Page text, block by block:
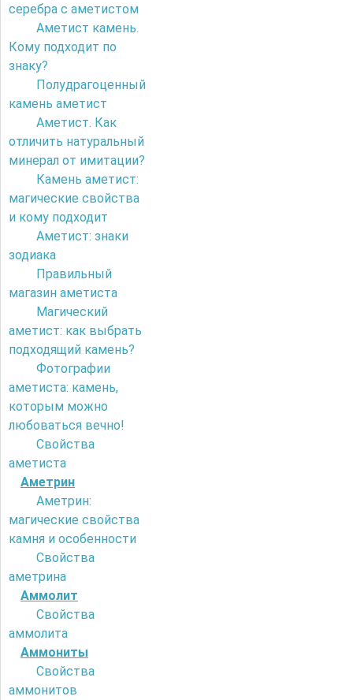
серебра с аметистом
Аметист камень.
Кому подходит по
знаку?
Полудрагоценный
камень аметист
Аметист. Как
отличить натуральный
минерал от имитации?
Камень аметист:
магические свойства
и кому подходит
Аметист: знаки
зодиака
Правильный
магазин аметиста
Магический
аметист: как выбрать
подходящий камень?
Фотографии
аметиста: камень,
которым можно
любоваться вечно!
Свойства
аметиста
Аметрин
Аметрин:
магические свойства
камня и особенности
Свойства
аметрина
Аммолит
Свойства
аммолита
Аммониты
Свойства
аммонитов